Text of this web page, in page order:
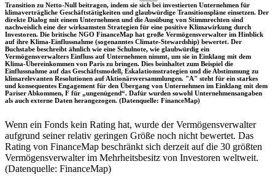
Transition zu Netto-Null beitragen, indem sie sich bei investierten Unternehmen für
klimaverträgliche Geschäftstätigkeiten und glaubwürdige Transitionspläne einsetzen. Der
direkte Dialog mit einem Unternehmen und die Ausübung von Stimmrechten sind
nachweislich eine der wirksamsten Strategien für eine positive Klimawirkung durch
Investoren. Die britische NGO FinanceMap hat große Vermögensverwalter im Hinblick
auf ihre Klima-Einflussnahme (sogenanntes Climate-Stewardship) bewertet. Der
Buchstabe beschreibt ähnlich wie eine Schulnote, wie glaubwürdig ein
Vermögensverwalters Einfluss auf Unternehmen nimmt, um sie in Einklang mit dem
Klima-Übereinkommen von Paris zu bringen. Dies beinhaltet zum Beispiel die
Einflussnahme auf das Geschäftsmodell, Eskalationsstrategien und die Abstimmung zu
klimarelevanten Resolutionen auf Aktionärsversammlungen. "A" steht für ein starkes
und konsequentes Engagement für den Übergang von Unternehmen im Einklang mit dem
Pariser Abkommen, F für „ungenügend“. Dafür wurden sowohl Unternehmensangaben
als auch externe Daten herangezogen. (Datenquelle: FinanceMap)
Wenn ein Fonds kein Rating hat, wurde der Vermögensverwalter
aufgrund seiner relativ geringen Größe noch nicht bewertet. Das
Rating von FinanceMap beschränkt sich derzeit auf die 30 größten
Vermögensverwalter im Mehrheitsbesitz von Investoren weltweit.
(Datenquelle: FinanceMap)